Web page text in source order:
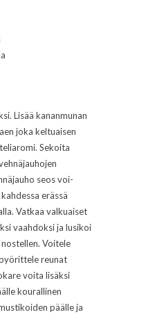
Lisää kananmunan
joka keltuaisen
Sekoita
seos voi-
erässä
Vatkaa valkuaiset
vaahdoksi ja lusikoi
Voitele
reunat
voita lisäksi
kourallinen
päälle ja